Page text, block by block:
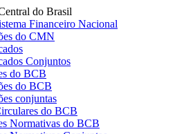
do Brasil
Financeiro Nacional
do CMN
Conjuntos
do BCB
do BCB
conjuntas
do BCB
Normativas do BCB